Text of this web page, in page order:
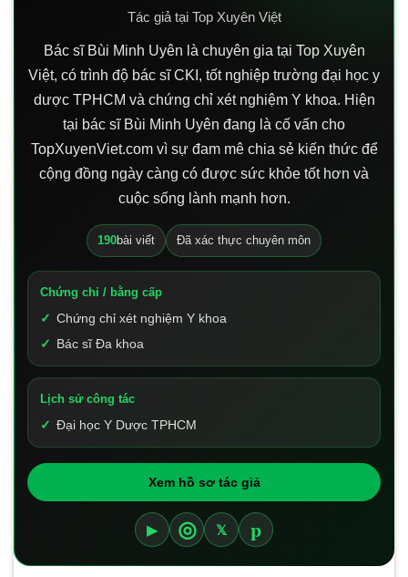
Tác giả tại Top Xuyên Việt
Bác sĩ Bùi Minh Uyên là chuyên gia tại Top Xuyên
Việt, có trình độ bác sĩ CKI, tốt nghiệp trường đại học y
dược TPHCM và chứng chỉ xét nghiệm Y khoa. Hiện
tại bác sĩ Bùi Minh Uyên đang là cố vấn cho
TopXuyenViet.com vì sự đam mê chia sẻ kiến thức để
cộng đồng ngày càng có được sức khỏe tốt hơn và
cuộc sống lành mạnh hơn.
190bài viết Đã xác thực chuyên môn
Chứng chỉ / bằng cấp
Chứng chỉ xét nghiệm Y khoa
Bác sĩ Đa khoa
Lịch sử công tác
Đại học Y Dược TPHCM
Xem hồ sơ tác giả
▶ ◎ 𝕏 p